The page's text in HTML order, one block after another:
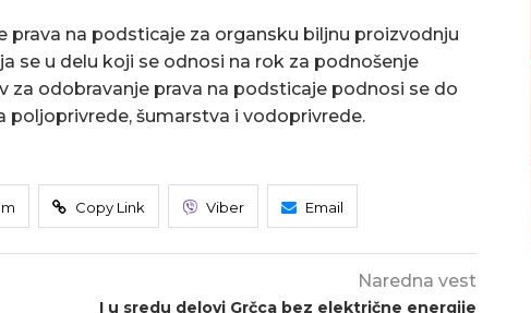
prava na podsticaje za organsku biljnu proizvodnju
se u delu koji se odnosi na rok za podnošenje
za odobravanje prava na podsticaje podnosi se do
poljoprivrede, šumarstva i vodoprivrede.
Copy Link Viber Email
Naredna vest
I u sredu delovi Grčca bez električne energije